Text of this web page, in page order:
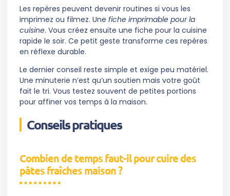
Les repères peuvent devenir routines si vous les
imprimez ou filmez. Une fiche imprimable pour la
cuisine. Vous créez ensuite une fiche pour la cuisine
rapide le soir. Ce petit geste transforme ces repères
en réflexe durable.
Le dernier conseil reste simple et exige peu matériel.
Une minuterie n’est qu’un soutien mais votre goût
fait le tri. Vous testez souvent de petites portions
pour affiner vos temps à la maison.
Conseils pratiques
Combien de temps faut-il pour cuire des
pâtes fraîches maison ?